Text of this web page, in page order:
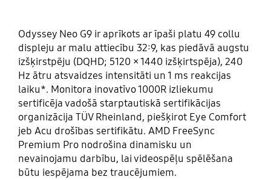
Odyssey Neo G9 ir aprīkots ar īpaši platu 49 collu
displeju ar malu attiecību 32:9, kas piedāvā augstu
izšķirstpēju (DQHD; 5120 × 1440 izšķirtspēja), 240
Hz ātru atsvaidzes intensitāti un 1 ms reakcijas
laiku*. Monitora inovatīvo 1000R izliekumu
sertificēja vadošā starptautiskā sertifikācijas
organizācija TÜV Rheinland, piešķirot Eye Comfort
jeb Acu drošības sertifikātu. AMD FreeSync
Premium Pro nodrošina dinamisku un
nevainojamu darbību, lai videospēļu spēlēšana
būtu iespējama bez traucējumiem.